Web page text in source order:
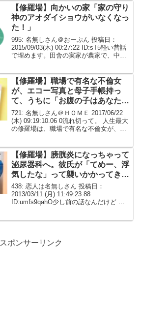
夫のいる国に行ったり...
【修羅場】向かいの家「家の守り
神のアオダイショウがいなくなっ
た！」
995: 名無しさん＠おーぷん 投稿日：
2015/09/03(木) 00:27:22 ID:sT5軽い昔話
で埋めます。田舎の実家が農家で、中庭
羽音と、コケーッ、キーッと...
【修羅場】職場で有名な不倫女
が、エコー写真と母子手帳持っ
て、うちに「お腹の子はあなたの
旦那さんの子です」って突撃して
来た
721: 名無しさん＠ＨＯＭＥ 2017/06/22
(木) 09:19:10.06 0流れ切って。 人生最大
の修羅場は、職場で有名な不倫女が、エ
て突撃して来たとき。 ...
【修羅場】膀胱炎になっちゃって
泌尿器科へ。彼氏が「てめー、浮
気したな」って襲いかかってきて
ナグられた
438: 恋人は名無しさん 投稿日：
2013/03/11 (月) 11:49:23.88
ID:umfs9qahO少し前の話なんだけど 私
スポンサーリンク